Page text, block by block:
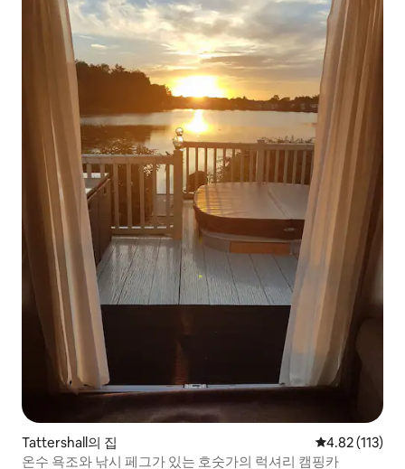
Tattershall의 집 평점 4.82점(5
4.82 (113)
온수 욕조와 낚시 페그가 있는 호숫가의 럭셔리 캠핑카